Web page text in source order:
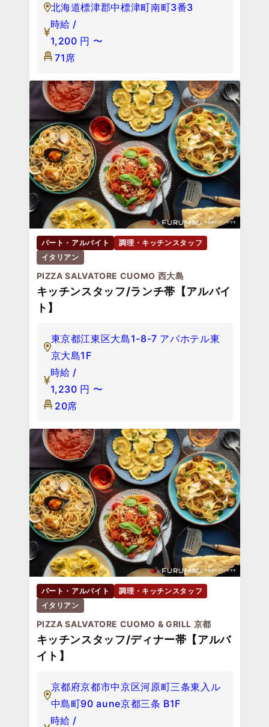
北海道標津郡中標津町南町3番3
時給 /
1,200 円 〜
71席
パート・アルバイト
調理・キッチンスタッフ
イタリアン
PIZZA SALVATORE CUOMO 西大島
キッチンスタッフ/ランチ帯【アルバイ
ト】
東京都江東区大島1-8-7 アパホテル東
京大島1F
時給 /
1,230 円 〜
20席
パート・アルバイト
調理・キッチンスタッフ
イタリアン
PIZZA SALVATORE CUOMO & GRILL 京都
キッチンスタッフ/ディナー帯【アルバ
イト】
京都府京都市中京区河原町三条東入ル
中島町90 aune京都三条 B1F
時給 /